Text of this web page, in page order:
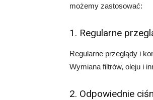
możemy zastosować:
1. Regularne
Regularne przeglądy i
Wymiana filtrów, oleju i
2. Odpowiednie